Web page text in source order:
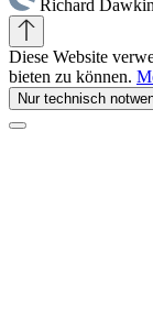
Richard
Diese Website
bieten zu können.
Nur technisch